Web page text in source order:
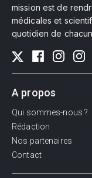
mission est de
médicales et
quotidien de
A propos
Qui sommes-nous ?
Rédaction
Nos partenaires
Contact